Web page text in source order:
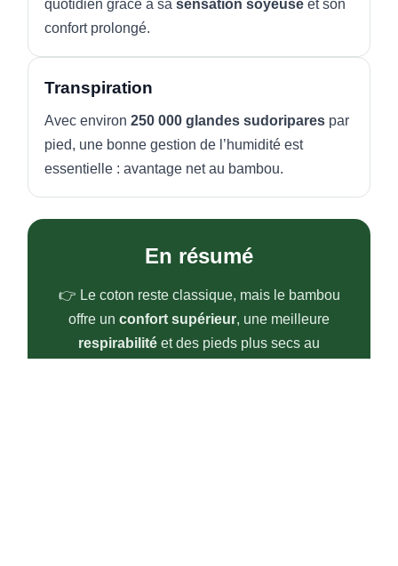
quotidien grâce à sa sensation soyeuse et son
confort prolongé.
Transpiration
Avec environ 250 000 glandes sudoripares par
pied, une bonne gestion de l’humidité est
essentielle : avantage net au bambou.
En résumé
👉 Le coton reste classique, mais le bambou
offre un confort supérieur, une meilleure
respirabilité et des pieds plus secs au